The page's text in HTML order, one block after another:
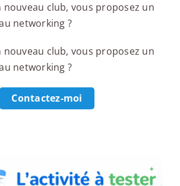
nouveau club, vous proposez un
networking ?
nouveau club, vous proposez un
networking ?
Contactez-moi